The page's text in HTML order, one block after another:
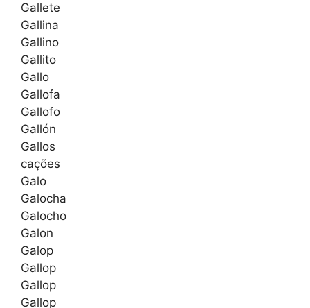
Gallete
Gallina
Gallino
Gallito
Gallo
Gallofa
Gallofo
Gallón
Gallos
cações
Galo
Galocha
Galocho
Galon
Galop
Gallop
Gallop
Gallop